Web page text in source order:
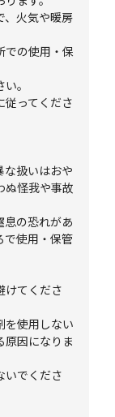
、火気や暖房
での使用・保
。
ってくださ
扱いはおや
ぬ怪我や事故
の恐れがあ
で使用・保管
けてくださ
を使用しない
原因になりま
いでくださ